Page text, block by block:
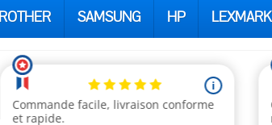
SAMSUNG HP LEXMARK